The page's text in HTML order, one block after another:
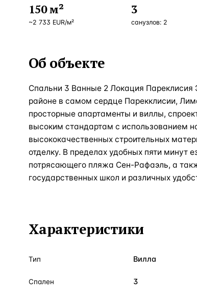
150м²
~2 733 EUR/м²
3
санузлов: 2
Об объекте
Спальни 3 Ванные 2 Локация Пареклисия
районе в самом сердце Парекклисии,
просторные апартаменты и виллы,
высоким стандартам с использованием
высококачественных строительных
отделку. В пределах удобных пяти минут
потрясающего пляжа Сен-Рафаэль, а
государственных школ и различных
Характеристики
Тип Вилла
Спален 3